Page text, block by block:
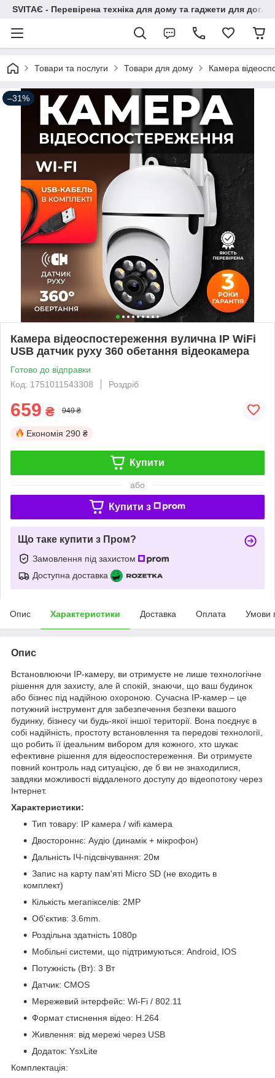
SVITAЄ - Перевірена техніка для дому та гаджети для
Товари та послуги Товари для дому Камера
–31%
Камера відеоспостереження вулична ІР WiFi
USB датчик руху 360 обетання відеокамера
Готово до відправки
Код: 1751011543308
Роздріб
659 ₴ 949 ₴
Економія 290 ₴
Купити
або
Купити з
Що таке купити з Пром?
Замовлення під захистом
Доступна доставка
Опис Характеристики Доставка Оплата Умови
Опис
Встановлюючи IP-камеру, ви отримуєте не лише технологічне
рішення для захисту, але й спокій, знаючи, що ваш будинок
або бізнес під надійною охороною. Сучасна IP-камер – це
потужний інструмент для забезпечення безпеки вашого
будинку, бізнесу чи будь-якої іншої території. Вона поєднує в
собі надійність, простоту встановлення та передові технології,
що робить її ідеальним вибором для кожного, хто шукає
ефективне рішення для відеоспостереження. Ви отримуєте
повний контроль над ситуацією, де б ви не знаходилися,
завдяки можливості віддаленого доступу до відеопотоку через
Інтернет.
Характеристики:
Тип товару: IP камера / wifi камера
Двостороннє: Аудіо (динамік + мікрофон)
Дальність ІЧ-підсвічування: 20м
Запис на карту пам'яті Micro SD (не входить в
комплект)
Кількість мегапікселів: 2MP
Об'єктив: 3.6mm.
Роздільна здатність 1080p
Мобільні системи, що підтримуються: Android, IOS
Потужність (Вт): 3 Вт
Датчик: CMOS
Мережевий інтерфейс: Wi-Fi / 802.11
Формат стиснення відео: H.264
Живлення: від мережі через USB
Додаток: YsxLite
Комплектація: